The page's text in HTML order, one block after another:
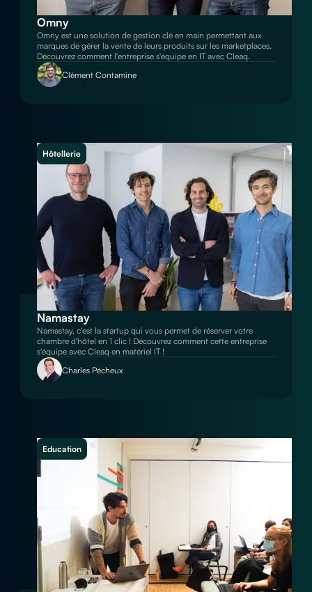
Omny
Omny est une solution de gestion clé en main permettant aux
marques de gérer la vente de leurs produits sur les marketplaces.
Découvrez comment l'entreprise s'équipe en IT avec Cleaq.
Clément Contamine
Hôtellerie
Namastay
Namastay, c'est la startup qui vous permet de réserver votre
chambre d'hôtel en 1 clic ! Découvrez comment cette entreprise
s'équipe avec Cleaq en matériel IT !
Charles Pécheux
Education